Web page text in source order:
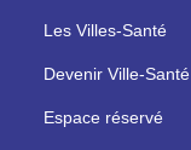
Les Villes-Santé
Devenir Ville-Santé
Espace réservé